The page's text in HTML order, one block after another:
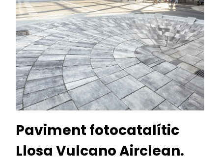
Paviment fotocatalític
Llosa Vulcano Airclean.